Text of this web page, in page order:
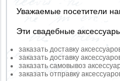
Уважаемые посетители
Эти свадебные
заказать доставку
заказать доставку
заказать самовывоз
заказать отправку